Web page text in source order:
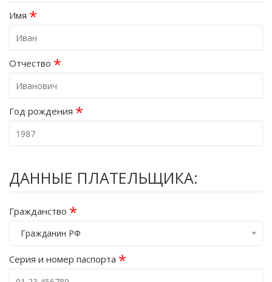
Имя *
Отчество *
Год рождения *
ДАННЫЕ ПЛАТЕЛЬЩИКА:
Гражданство *
Гражданин РФ
Серия и номер паспорта *